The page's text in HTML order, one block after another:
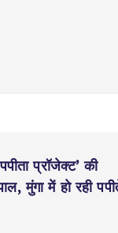
प्रॉजेक्ट’ की
मुंगा में हो रही